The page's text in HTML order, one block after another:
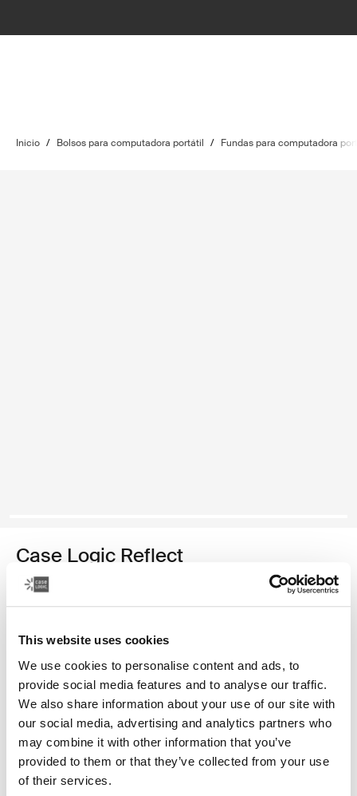
This website uses cookies
We use cookies to personalise content and ads, to
provide social media features and to analyse our traffic.
We also share information about your use of our site with
our social media, advertising and analytics partners who
may combine it with other information that you’ve
provided to them or that they’ve collected from your use
of their services.
Inicio / Bolsos para computadora portátil / Fundas para computadora
Case Logic Reflect
funda para computadora portátil de 14 pulgadas
Color
Case Logic Reflect 14" Laptop Sleeve Púrpura concentrado
Case Logic Reflect 14" Laptop Sleeve Rojo tenue
Case Logic Reflect 14" Laptop Sleeve Boulder Beige
Case Logic Reflect 14" Laptop Sleeve Negro
Case Logic Reflect 14" Laptop Sleeve Pomelo Pink